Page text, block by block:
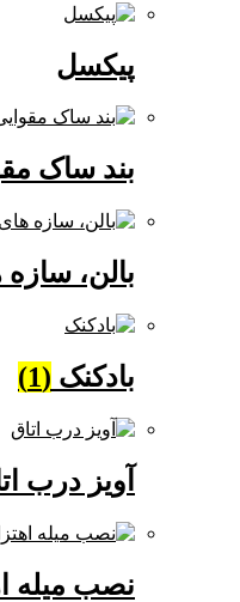
بند ساک مقوایی
بالن، سازه های بادی
آویز درب اتاق
نصب میله اهتزاز